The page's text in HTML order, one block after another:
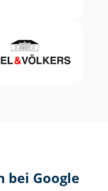
bei Google